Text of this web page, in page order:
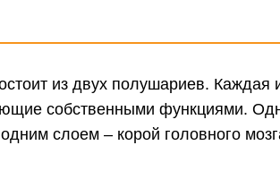
из двух полушариев. Каждая
собственными функциями.
слоем – корой головного